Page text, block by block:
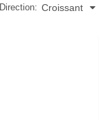
Direction: Croissant